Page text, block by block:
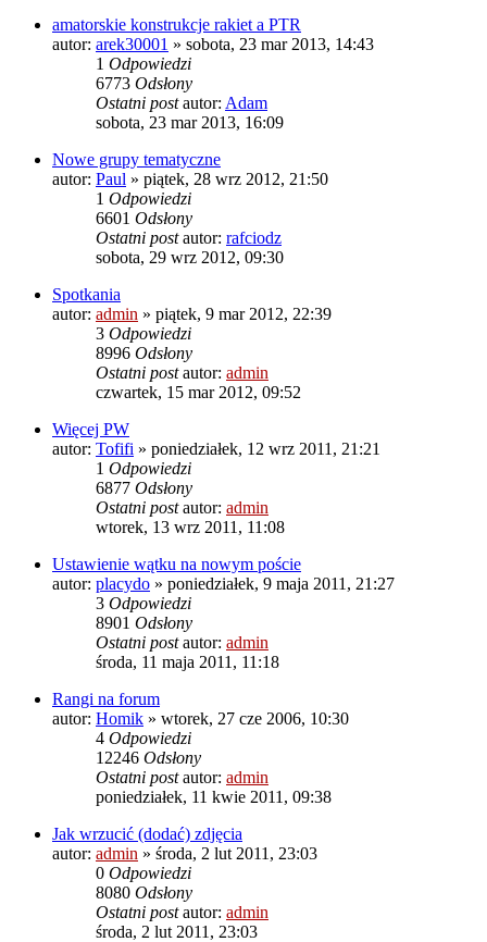
amatorskie konstrukcje rakiet a PTR
autor: arek30001 » sobota, 23 mar 2013, 14:43
1 Odpowiedzi
6773 Odsłony
Ostatni postautor: Adam
sobota, 23 mar 2013, 16:09
Nowe grupy tematyczne
autor: Paul » piątek, 28 wrz 2012, 21:50
1 Odpowiedzi
6601 Odsłony
Ostatni postautor: rafciodz
sobota, 29 wrz 2012, 09:30
Spotkania
autor: admin » piątek, 9 mar 2012, 22:39
3 Odpowiedzi
8996 Odsłony
Ostatni postautor: admin
czwartek, 15 mar 2012, 09:52
Więcej PW
autor: Tofifi » poniedziałek, 12 wrz 2011, 21:21
1 Odpowiedzi
6877 Odsłony
Ostatni postautor: admin
wtorek, 13 wrz 2011, 11:08
Ustawienie wątku na nowym poście
autor: placydo » poniedziałek, 9 maja 2011, 21:27
3 Odpowiedzi
8901 Odsłony
Ostatni postautor: admin
środa, 11 maja 2011, 11:18
Rangi na forum
autor: Homik » wtorek, 27 cze 2006, 10:30
4 Odpowiedzi
12246 Odsłony
Ostatni postautor: admin
poniedziałek, 11 kwie 2011, 09:38
Jak wrzucić (dodać) zdjęcia
autor: admin » środa, 2 lut 2011, 23:03
0 Odpowiedzi
8080 Odsłony
Ostatni postautor: admin
środa, 2 lut 2011, 23:03